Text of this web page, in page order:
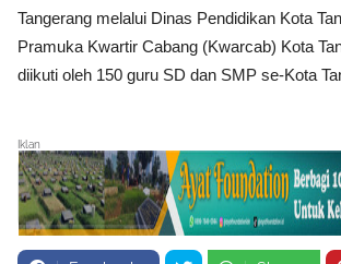
Tangerang melalui Dinas Pendidikan Kota
Pramuka Kwartir Cabang (Kwarcab) Kota
diikuti oleh 150 guru SD dan SMP se-Kota
Iklan